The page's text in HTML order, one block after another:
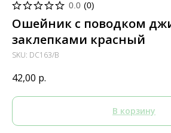
0.0 (0)
Ошейник с поводком
заклепками красный
SKU: DC163/B
42,00 р.
В корзину